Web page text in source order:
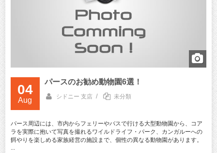
04
Aug
パースのお勧め動物園6選！
シドニー 支店 / 未分類
パース周辺には、市内からフェリーやバスで行ける大型動物園から、コア
ラを実際に抱いて写真を撮れるワイルドライフ・パーク、カンガルーへの
餌やりを楽しめる家族経営の施設まで、個性の異なる動物園があります。